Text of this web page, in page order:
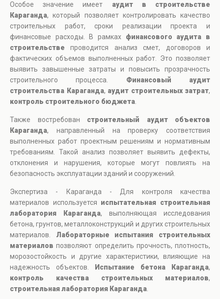
Особое значение имеет аудит в строительстве
Караганда, который позволяет контролировать качество
строительных работ, сроки реализации проекта и
финансовые расходы. В рамках финансового аудита в
строительстве проводится анализ смет, договоров и
фактических объемов выполненных работ. Это позволяет
выявить завышенные затраты и повысить прозрачность
строительного процесса. Финансовый аудит
строительства Караганда, аудит строительных затрат,
контроль строительного бюджета
Также востребован строительный аудит объектов
Караганда, направленный на проверку соответствия
выполненных работ проектным решениям и нормативным
требованиям. Такой анализ позволяет выявить дефекты,
отклонения и нарушения, которые могут повлиять на
безопасность эксплуатации зданий и сооружений.
Экспертиза - Караганда - Для контроля качества
материалов используется испытательная строительная
лаборатория Караганда, выполняющая исследования
бетона, грунтов, металлоконструкций и других строительных
материалов. Лабораторные испытания строительных
материалов позволяют определить прочность, плотность,
морозостойкость и другие характеристики, влияющие на
надежность объектов.
Испытание бетона Караганда,
контроль качества строительных материалов,
строительная лаборатория Караганда